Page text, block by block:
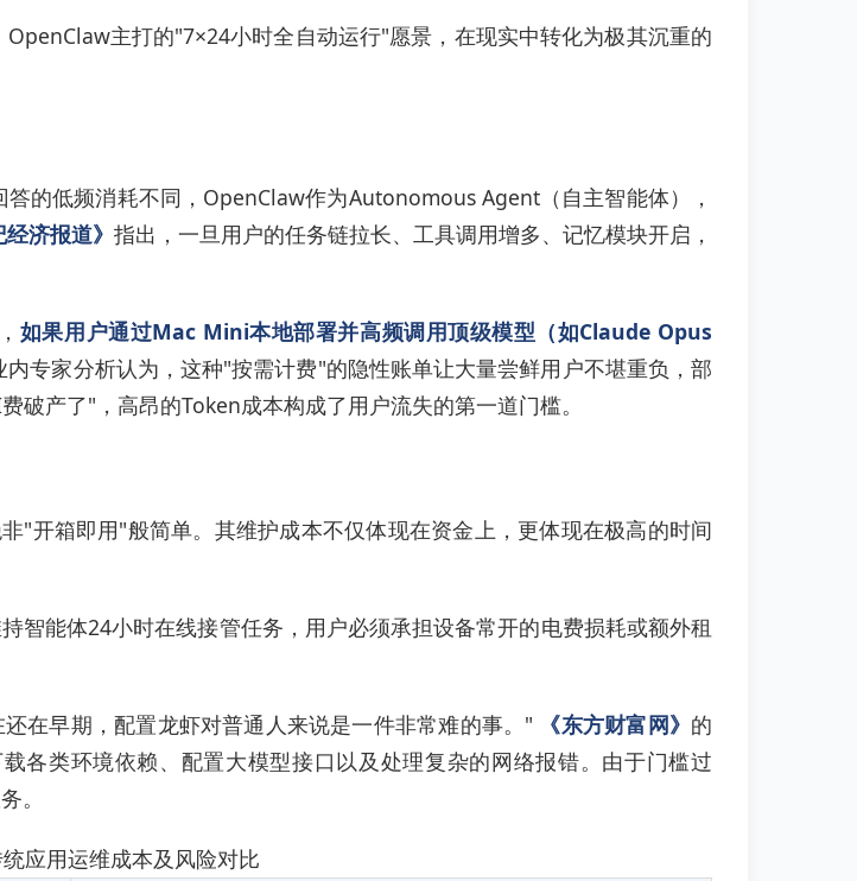
主打的"7×24小时全自动运行"愿景，在现实中转化为极其沉重的
的低频消耗不同，OpenClaw作为Autonomous Agent（自主智能体），
经济报道》 指出，一旦用户的任务链拉长、工具调用增多、记忆模块开启，
如果用户通过Mac Mini本地部署并高频调用顶级模型（如Claude Opus
内专家分析认为，这种"按需计费"的隐性账单让大量尝鲜用户不堪重负，部
产了"，高昂的Token成本构成了用户流失的第一道门槛。
"开箱即用"般简单。其维护成本不仅体现在资金上，更体现在极高的时间
智能体24小时在线接管任务，用户必须承担设备常开的电费损耗或额外租
在早期，配置龙虾对普通人来说是一件非常难的事。" 《东方财富网》 的
各类环境依赖、配置大模型接口以及处理复杂的网络报错。由于门槛过
。
应用运维成本及风险对比